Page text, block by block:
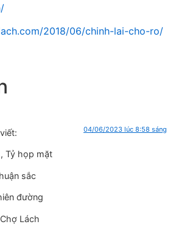
2018/06/chinh-lai-cho-ro/
viết: 04/06/2023 lúc 8:58 sáng
Tỷ họp mặt
sắc
đường
Lách